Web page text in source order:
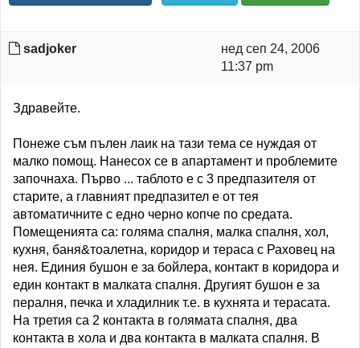
sadjoker
нед сеп 24, 2006
11:37 pm
Здравейте.
Понеже съм пълен лаик на тази тема се нуждая от
малко помощ. Нанесох се в апартамент и проблемите
започнаха. Първо ... таблото е с 3 предпазителя от
старите, а главният предпазител е от тея
автоматичните с едно черно копче по средата.
Помещенията са: голяма спалня, малка спалня, хол,
кухня, баня&тоалетна, коридор и тераса с Раховец на
нея. Единия бушон е за бойлера, контакт в коридора и
един контакт в малката спалня. Другият бушон е за
пералня, печка и хладилник т.е. в кухнята и терасата.
На третия са 2 контакта в голямата спалня, два
контакта в хола и два контакта в малката спалня. В